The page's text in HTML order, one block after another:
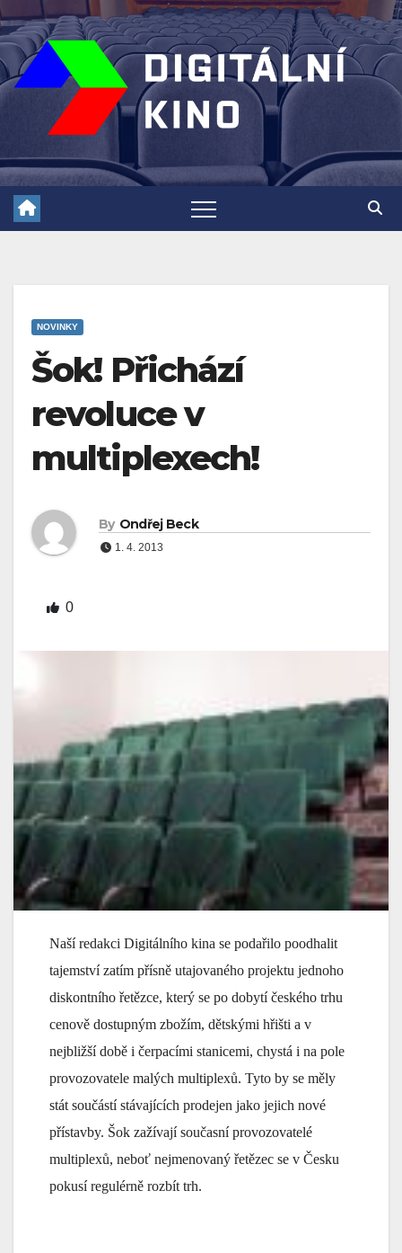
Skip
to
content
NOVINKY
Šok! Přichází
revoluce v
multiplexech!
By Ondřej Beck
1. 4. 2013
0
Naší redakci Digitálního kina se podařilo poodhalit
tajemství zatím přísně utajovaného projektu jednoho
diskontního řetězce, který se po dobytí českého trhu
cenově dostupným zbožím, dětskými hřišti a v
nejbližší době i čerpacími stanicemi, chystá i na pole
provozovatele malých multiplexů. Tyto by se měly
stát součástí stávajících prodejen jako jejich nové
přístavby. Šok zažívají současní provozovatelé
multiplexů, neboť nejmenovaný řetězec se v Česku
pokusí regulérně rozbít trh.